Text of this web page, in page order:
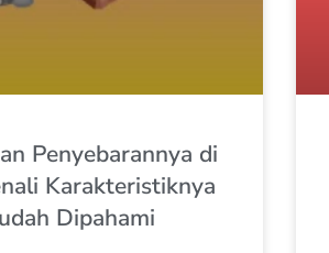
Penyebarannya di
Karakteristiknya
Dipahami